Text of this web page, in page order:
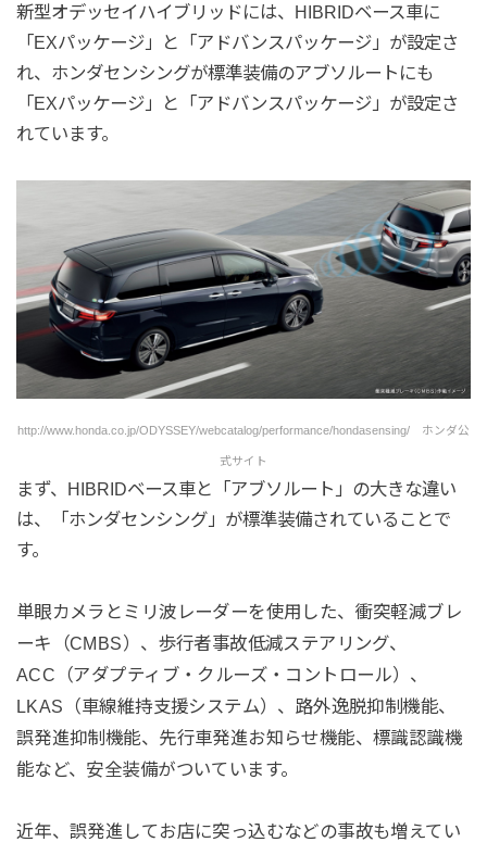
新型オデッセイハイブリッドには、HIBRIDベース車に
「EXパッケージ」と「アドバンスパッケージ」が設定さ
れ、ホンダセンシングが標準装備のアブソルートにも
「EXパッケージ」と「アドバンスパッケージ」が設定さ
れています。
http://www.honda.co.jp/ODYSSEY/webcatalog/performance/hondasensing/ ホンダ公
式サイト
まず、HIBRIDベース車と「アブソルート」の大きな違い
は、「ホンダセンシング」が標準装備されていることで
す。
単眼カメラとミリ波レーダーを使用した、衝突軽減ブレ
ーキ（CMBS）、歩行者事故低減ステアリング、
ACC（アダプティブ・クルーズ・コントロール）、
LKAS（車線維持支援システム）、路外逸脱抑制機能、
誤発進抑制機能、先行車発進お知らせ機能、標識認識機
能など、安全装備がついています。
近年、誤発進してお店に突っ込むなどの事故も増えてい